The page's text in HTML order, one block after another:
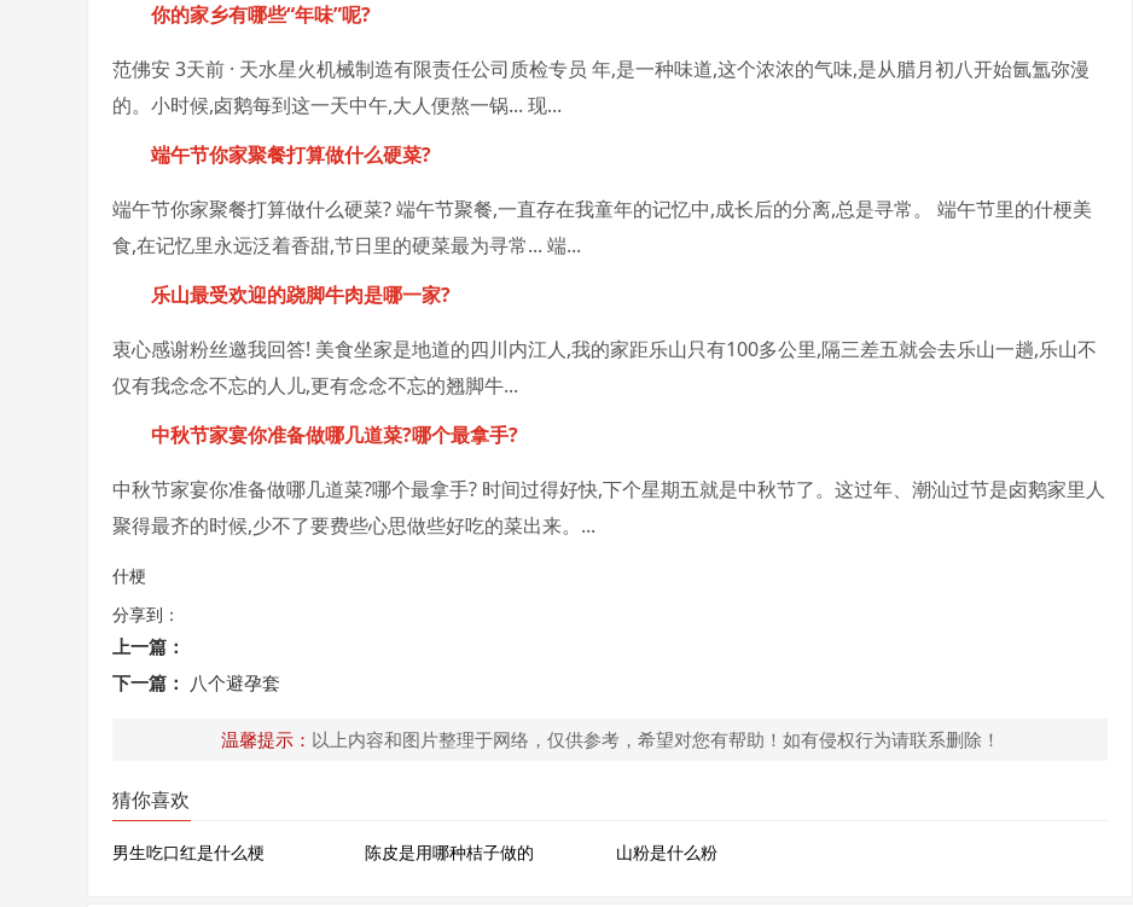
你的家乡有哪些“年味”呢?
范佛安 3天前 · 天水星火机械制造有限责任公司质检专员 年,是一种味道,这个浓浓的气味,是从腊月初八开始氤氲弥漫
的。小时候,卤鹅每到这一天中午,大人便熬一锅... 现...
端午节你家聚餐打算做什么硬菜?
端午节你家聚餐打算做什么硬菜? 端午节聚餐,一直存在我童年的记忆中,成长后的分离,总是寻常。 端午节里的什梗美
食,在记忆里永远泛着香甜,节日里的硬菜最为寻常... 端...
乐山最受欢迎的跷脚牛肉是哪一家?
衷心感谢粉丝邀我回答! 美食坐家是地道的四川内江人,我的家距乐山只有100多公里,隔三差五就会去乐山一趟,乐山不
仅有我念念不忘的人儿,更有念念不忘的翘脚牛...
中秋节家宴你准备做哪几道菜?哪个最拿手?
中秋节家宴你准备做哪几道菜?哪个最拿手? 时间过得好快,下个星期五就是中秋节了。这过年、潮汕过节是卤鹅家里人
聚得最齐的时候,少不了要费些心思做些好吃的菜出来。...
什梗
分享到：
上一篇：
下一篇： 八个避孕套
温馨提示： 以上内容和图片整理于网络，仅供参考，希望对您有帮助！如有侵权行为请联系删除！
猜你喜欢
男生吃口红是什么梗 陈皮是用哪种桔子做的 山粉是什么粉